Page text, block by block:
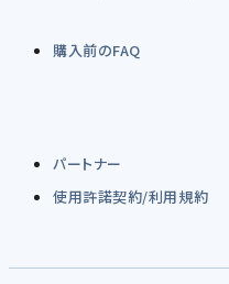
購入前のFAQ
パートナー
使用許諾契約/利用規約